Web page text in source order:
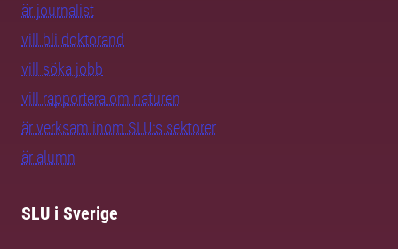
är journalist
vill bli doktorand
vill söka jobb
vill rapportera om naturen
är verksam inom SLU:s sektorer
är alumn
SLU i Sverige